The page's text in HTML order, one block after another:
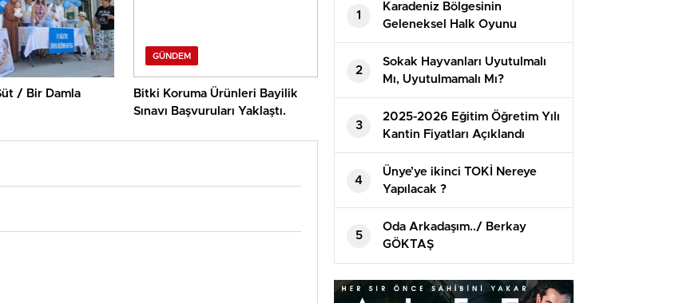
/ Bir Damla
GÜNDEM
Bitki Koruma Ürünleri Bayilik
Sınavı Başvuruları Yaklaştı.
1
Karadeniz Bölgesinin
Geleneksel Halk Oyunu
“HORON” Çambaşı Yaylasında
Hayat Bulacak
2
Sokak Hayvanları Uyutulmalı
Mı, Uyutulmamalı Mı?
3
2025-2026 Eğitim Öğretim Yılı
Kantin Fiyatları Açıklandı
4
Ünye’ye ikinci TOKİ Nereye
Yapılacak ?
5
Oda Arkadaşım../ Berkay
GÖKTAŞ